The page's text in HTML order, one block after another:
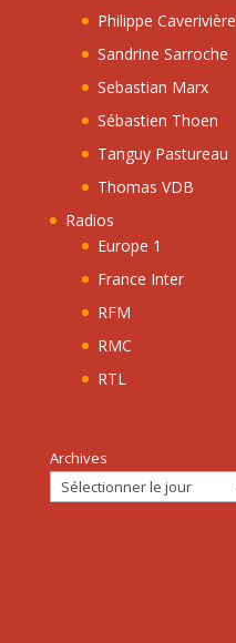
Philippe Caverivière
Sandrine Sarroche
Sebastian Marx
Sébastien Thoen
Tanguy Pastureau
Thomas VDB
Radios
Europe 1
France Inter
RFM
RMC
RTL
Archives